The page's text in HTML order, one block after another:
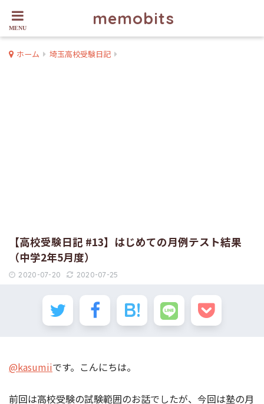
memobits
ホーム 埼玉高校受験日記
【高校受験日記 #13】はじめての月例テスト結果
（中学2年5月度）
2020-07-20 2020-07-25
@kasumiiです。こんにちは。
前回は高校受験の試験範囲のお話でしたが、今回は塾の月